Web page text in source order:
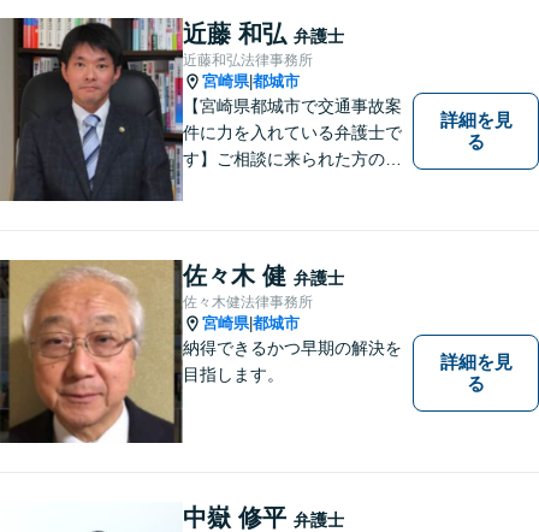
近藤 和弘 弁護士
近藤和弘法律事務所
宮崎県|都城市
【宮崎県都城市で交通事故案
件に力を入れている弁護士で
す】ご相談に来られた方の話
引き受けした案件について
は，依頼者が希望されるベス
トな解決に至るよう最善を尽
くします。お気軽にご相談く
ださい。
詳細を見
る
佐々木 健 弁護士
佐々木健法律事務所
宮崎県|都城市
納得できるかつ早期の解決を
目指します。
詳細を見
る
中嶽 修平 弁護士